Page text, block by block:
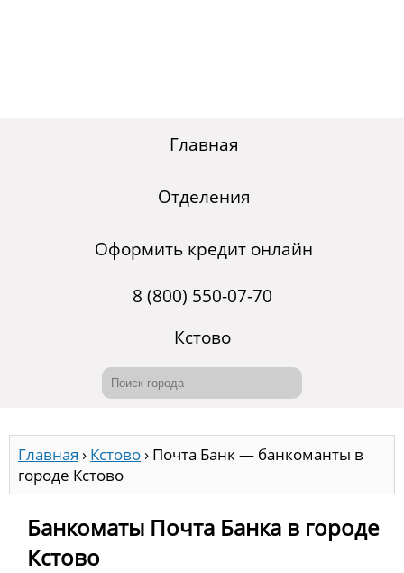
Главная
Отделения
Оформить кредит онлайн
8 (800) 550-07-70
Кстово
Главная › Кстово› Почта Банк — банкоманты в
городе Кстово
Банкоматы Почта Банка в городе
Кстово